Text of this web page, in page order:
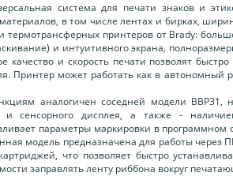
система для печати знаков и
в том числе лентах и бирках,
термотрансферных принтеров от Brady:
и интуитивного экрана,
качество и скорость печати позволят
Принтер может работать как в автономный
аналогичен соседней модели ВBР31,
и сенсорного дисплея, а также -
параметры маркировки в
модель предназначена для работы через
что позволяет быстро
заправлять ленту риббона вокруг